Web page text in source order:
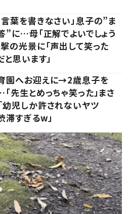
言葉を書きなさい」息子の”ま
”に…母「正解でよいでしょう
の光景に「声出して笑った
と思います」
園へお迎えに→2歳息子を
先生とめっちゃ笑った」まさ
幼児しか許されないヤツ
滞すぎるw」